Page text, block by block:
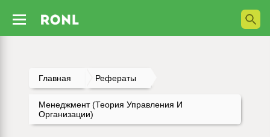
Главная Рефераты
Менеджмент (Теория Управления И
Организации)